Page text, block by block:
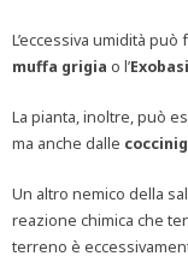
L’eccessiva umidità
muffa grigia o l’
La pianta, inoltre, può
ma anche dalle
Un altro nemico della
reazione chimica che
terreno è